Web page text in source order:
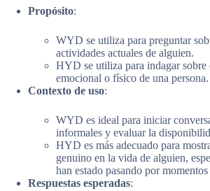
Propósito:
WYD se utiliza para preguntar
actividades actuales de alguien.
HYD se utiliza para indagar sobre
emocional o físico de una persona.
Contexto de uso:
WYD es ideal para iniciar
informales y evaluar la
HYD es más adecuado para
genuino en la vida de alguien,
han estado pasando por
Respuestas esperadas: